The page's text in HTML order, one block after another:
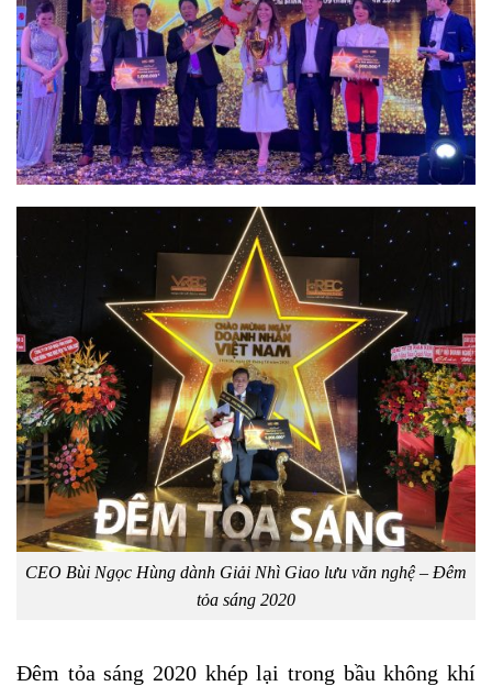
CEO Bùi Ngọc Hùng dành Giải Nhì Giao lưu văn nghệ – Đêm
tỏa sáng 2020
Đêm tỏa sáng 2020 khép lại trong bầu không khí